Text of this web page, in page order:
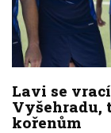
Lavi se
Vyšehradu,
kořenům